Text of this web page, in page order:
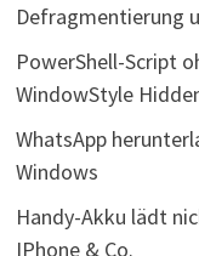
Defragmentierung
PowerShell-Script
WindowStyle
WhatsApp
Windows
Handy-Akku lädt
IPhone & Co.